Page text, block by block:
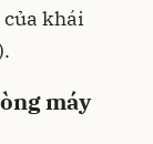
khái
máy